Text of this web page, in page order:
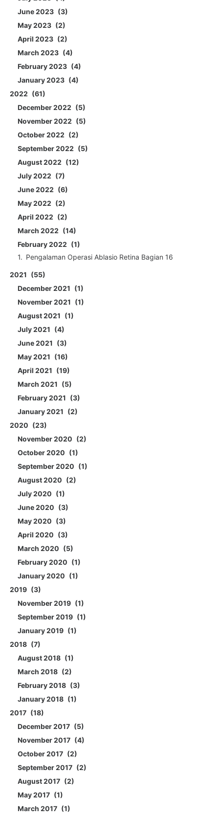
June 2023
3
May 2023
2
April 2023
2
March 2023
4
February 2023
4
January 2023
4
2022
61
December 2022
5
November 2022
5
October 2022
2
September 2022
5
August 2022
12
July 2022
7
June 2022
6
May 2022
2
April 2022
2
March 2022
14
February 2022
1
Pengalaman Operasi Ablasio Retina Bagian 16
2021
55
December 2021
1
November 2021
1
August 2021
1
July 2021
4
June 2021
3
May 2021
16
April 2021
19
March 2021
5
February 2021
3
January 2021
2
2020
23
November 2020
2
October 2020
1
September 2020
1
August 2020
2
July 2020
1
June 2020
3
May 2020
3
April 2020
3
March 2020
5
February 2020
1
January 2020
1
2019
3
November 2019
1
September 2019
1
January 2019
1
2018
7
August 2018
1
March 2018
2
February 2018
3
January 2018
1
2017
18
December 2017
5
November 2017
4
October 2017
2
September 2017
2
August 2017
2
May 2017
1
March 2017
1